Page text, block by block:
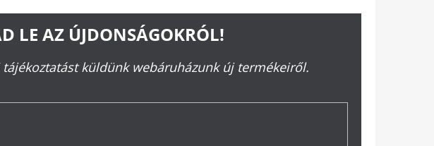
LE AZ ÚJDONSÁGOKRÓL!
küldünk webáruházunk új termékeiről.